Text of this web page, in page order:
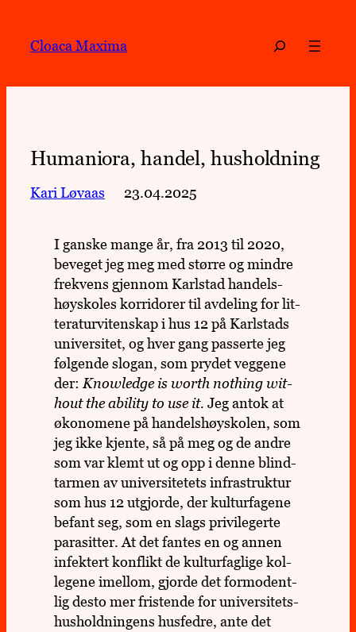
innhold
Cloaca Maxima
Søk
Humaniora, handel, husholdning
Kari Løvaas 23.04.2025
I ganske mange år, fra 2013 til 2020,
beve­get jeg meg med større og mindre
fre­kvens gjen­nom Karl­stad han­dels­
høy­sko­les kor­ri­do­rer til avde­ling for lit­
te­ra­tur­vi­ten­skap i hus 12 på Karl­stads
uni­ver­si­tet, og hver gang pas­serte jeg
føl­gende slogan, som prydet veg­gene
der: Know­ledge is worth not­hing wit­
hout the abi­lity to use it. Jeg antok at
øko­no­mene på han­dels­høy­sko­len, som
jeg ikke kjente, så på meg og de andre
som var klemt ut og opp i denne blind­
tar­men av uni­ver­si­te­tets infra­struk­tur
som hus 12 utgjorde, der kul­tur­fa­gene
befant seg, som en slags pri­vi­le­gerte
para­sit­ter. At det fantes en og annen
infek­tert kon­flikt de kul­tur­fag­lige kol­
le­gene imel­lom, gjorde det for­mo­dent­
lig desto mer fris­tende for uni­ver­si­tets­
hus­hold­nin­gens hus­fedre, ante det